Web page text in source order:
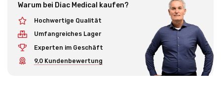
Warum bei Diac Medical kaufen?
Hochwertige Qualität
Umfangreiches Lager
Experten im Geschäft
9,0 Kundenbewertung